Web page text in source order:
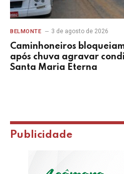
BELMONTE 3 de agosto de 2026
Caminhoneiros bloqueiam
após chuva agravar
Santa Maria Eterna
Publicidade